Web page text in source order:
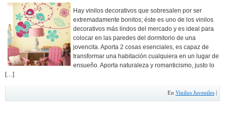
Hay vinilos decorativos que sobresalen por ser
extremadamente bonitos; éste es uno de los vinilos
decorativos más lindos del mercado y es ideal para
colocar en las paredes del dormitorio de una
jovencita. Aporta 2 cosas esenciales, es capaz de
transformar una habitación cualquiera en un lugar de
ensueño. Aporta naturaleza y romanticismo, justo lo
[…]
En Vinilos Juveniles|